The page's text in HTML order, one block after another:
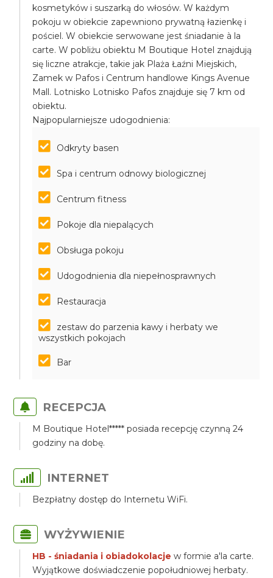
kosmetyków i suszarką do włosów. W każdym
pokoju w obiekcie zapewniono prywatną łazienkę i
pościel. W obiekcie serwowane jest śniadanie à la
carte. W pobliżu obiektu M Boutique Hotel znajdują
się liczne atrakcje, takie jak Plaża Łaźni Miejskich,
Zamek w Pafos i Centrum handlowe Kings Avenue
Mall. Lotnisko Lotnisko Pafos znajduje się 7 km od
obiektu.
Najpopularniejsze udogodnienia:
Odkryty basen
Spa i centrum odnowy biologicznej
Centrum fitness
Pokoje dla niepalących
Obsługa pokoju
Udogodnienia dla niepełnosprawnych
Restauracja
zestaw do parzenia kawy i herbaty we
wszystkich pokojach
Bar
RECEPCJA
M Boutique Hotel***** posiada recepcję czynną 24
godziny na dobę.
INTERNET
Bezpłatny dostęp do Internetu WiFi.
WYŻYWIENIE
HB - śniadania i obiadokolacjew formie a'la carte.
Wyjątkowe doświadczenie popołudniowej herbaty.